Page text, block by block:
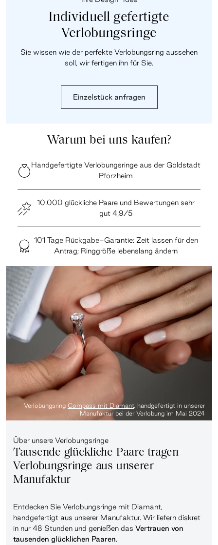
Individuell gefertigte
Verlobungsringe
Sie wissen wie der perfekte Verlobungsring aussehen
soll, wir fertigen ihn für Sie.
Einzelstück anfragen
Warum bei uns kaufen?
Handgefertigte Verlobungsringe aus der Goldstadt
Pforzheim
10.000 glückliche Paare und Bewertungen sehr
gut 4,9/5
101 Tage Rückgabe-Garantie: Zeit lassen für den
Antrag; Ringgröße lebenslang ändern
Verlobungsring Compass mit Diamant, handgefertigt in unserer
Manufaktur bei der Verlobung im Mai 2024
Über unsere Verlobungsringe
Tausende glückliche Paare tragen
Verlobungsringe aus unserer
Manufaktur
Entdecken Sie Verlobungsringe mit Diamant,
handgefertigt aus unserer Manufaktur. Wir liefern diskret
in nur 48 Stunden und genießen das Vertrauen von
tausenden glücklichen Paaren.